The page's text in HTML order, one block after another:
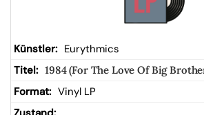
Eurythmics
1984 (For The Love Of Big
Vinyl LP